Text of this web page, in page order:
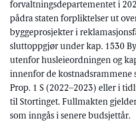
forvaltningsdepartementet i
pådra staten forpliktelser ut
byggeprosjekter i
sluttoppgjør under kap. 1530
utenfor husleieordningen og
innenfor de kostnadsrammene
Prop. 1 S (2022–2023) eller i
til Stortinget. Fullmakten
som inngås i senere budsjettår.